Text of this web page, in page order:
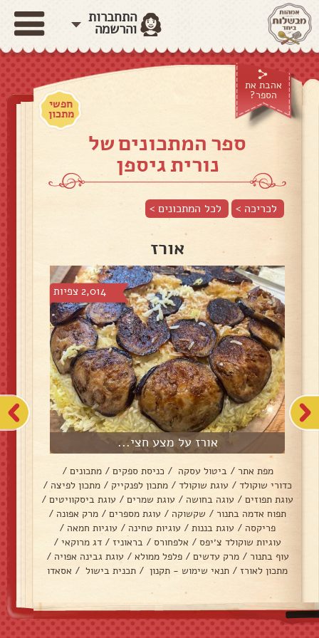
התחברות
והרשמה
אהבת את
הספר?
חפשי
מתכון
ספר המתכונים של
נורית גיספן
לכריכה > לכל המתכונים >
אורז
2,014 צפיות
אורז על מצע חצי...
מפת אתר / ביטול עסקה / כניסת ספקים / מתכונים /
כדורי שוקולד / עוגת שוקולד / מתכון לפנקייק / מתכון לפיצה /
עוגת תפוזים / עוגה בחושה / עוגת שמרים / עוגת ביסקוויטים /
תפוח אדמה בתנור / שקשוקה / עוגת מספרים / מרק אפונה /
פריקסה / עוגת בננות / עוגיות טחינה / עוגיות חמאה /
עוגיות שוקולד צ׳יפס / אלפחורס / בראוניז / דג מרוקאי /
עוף בתנור / מרק עדשים / פלפל ממולא / עוגת גבינה אפויה /
מתכון לאורז / תנאי שימוש - תקנון / תכנית בישול / אסאדו